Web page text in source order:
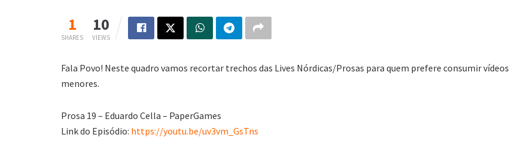
1
SHARES
10
VIEWS
Fala Povo! Neste quadro vamos recortar trechos das Lives Nórdicas/Prosas para quem prefere consumir vídeos
menores.
Prosa 19 – Eduardo Cella – PaperGames
Link do Episódio: https://youtu.be/uv3vm_GsTns